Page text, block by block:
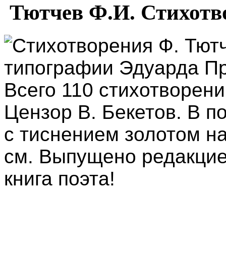
Тютчев Ф.И.
Стихотворения Ф.
типографии Эдуарда
Всего 110
Цензор В. Бекетов. В
с тиснением золотом
см. Выпущено
книга поэта!